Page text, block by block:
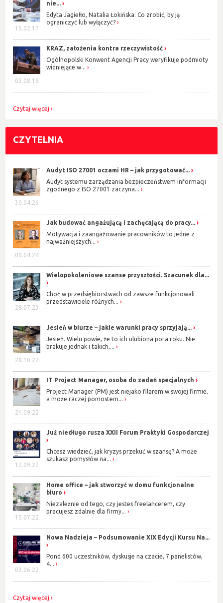
15.02.17
nie...
Edyta Jagiełło, Natalia Łokińska: Co zrobić, by ją
ograniczyć lub wyłączyć?
03.08.16
KRAZ, założenia kontra rzeczywistość
Ogólnopolski Konwent Agencji Pracy weryfikuje podmioty
widniejące w...
Czytaj więcej
CZYTELNIA
30.04.26
Audyt ISO 27001 oczami HR – jak przygotować...
Audyt systemu zarządzania bezpieczeństwem informacji
zgodnego z ISO 27001 zaczyna...
09.04.24
Jak budować angażującą i zachęcającą do pracy...
Motywacja i zaangażowanie pracowników to jedne z
najważniejszych...
28.07.23
Wielopokoleniowe szanse przyszłości. Szacunek dla...
Choć w przedsiębiorstwach od zawsze funkcjonowali
przedstawiciele różnych...
28.10.22
Jesień w biurze – jakie warunki pracy sprzyjają...
Jesień. Wielu powie, że to ich ulubiona pora roku. Nie
brakuje jednak i takich,...
21.09.22
IT Project Manager, osoba do zadań specjalnych
Project Manager (PM) jest niejako filarem w swojej firmie,
a może raczej pomostem...
12.09.22
Już niedługo rusza XXII Forum Praktyki Gospodarczej
Chcesz wiedzieć, jak kryzys przekuć w szansę? A może
szukasz pomysłów na...
15.07.22
Home office – jak stworzyć w domu funkcjonalne
biuro
Niezależnie od tego, czy jesteś freelancerem, czy
pracujesz zdalnie dla firmy...
03.06.22
Nowa Nadzieja – Podsumowanie XIX Edycji Kursu Na...
Pond 600 uczestników, dyskusje na czacie, 7 panelistów,
4...
Czytaj więcej